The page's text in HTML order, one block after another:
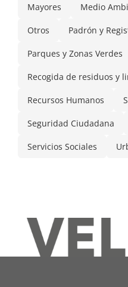
Mayores Medio
Otros Padrón y
Parques y Zonas Verdes
Recogida de residuos y
Recursos Humanos
Seguridad Ciudadana
Servicios Sociales